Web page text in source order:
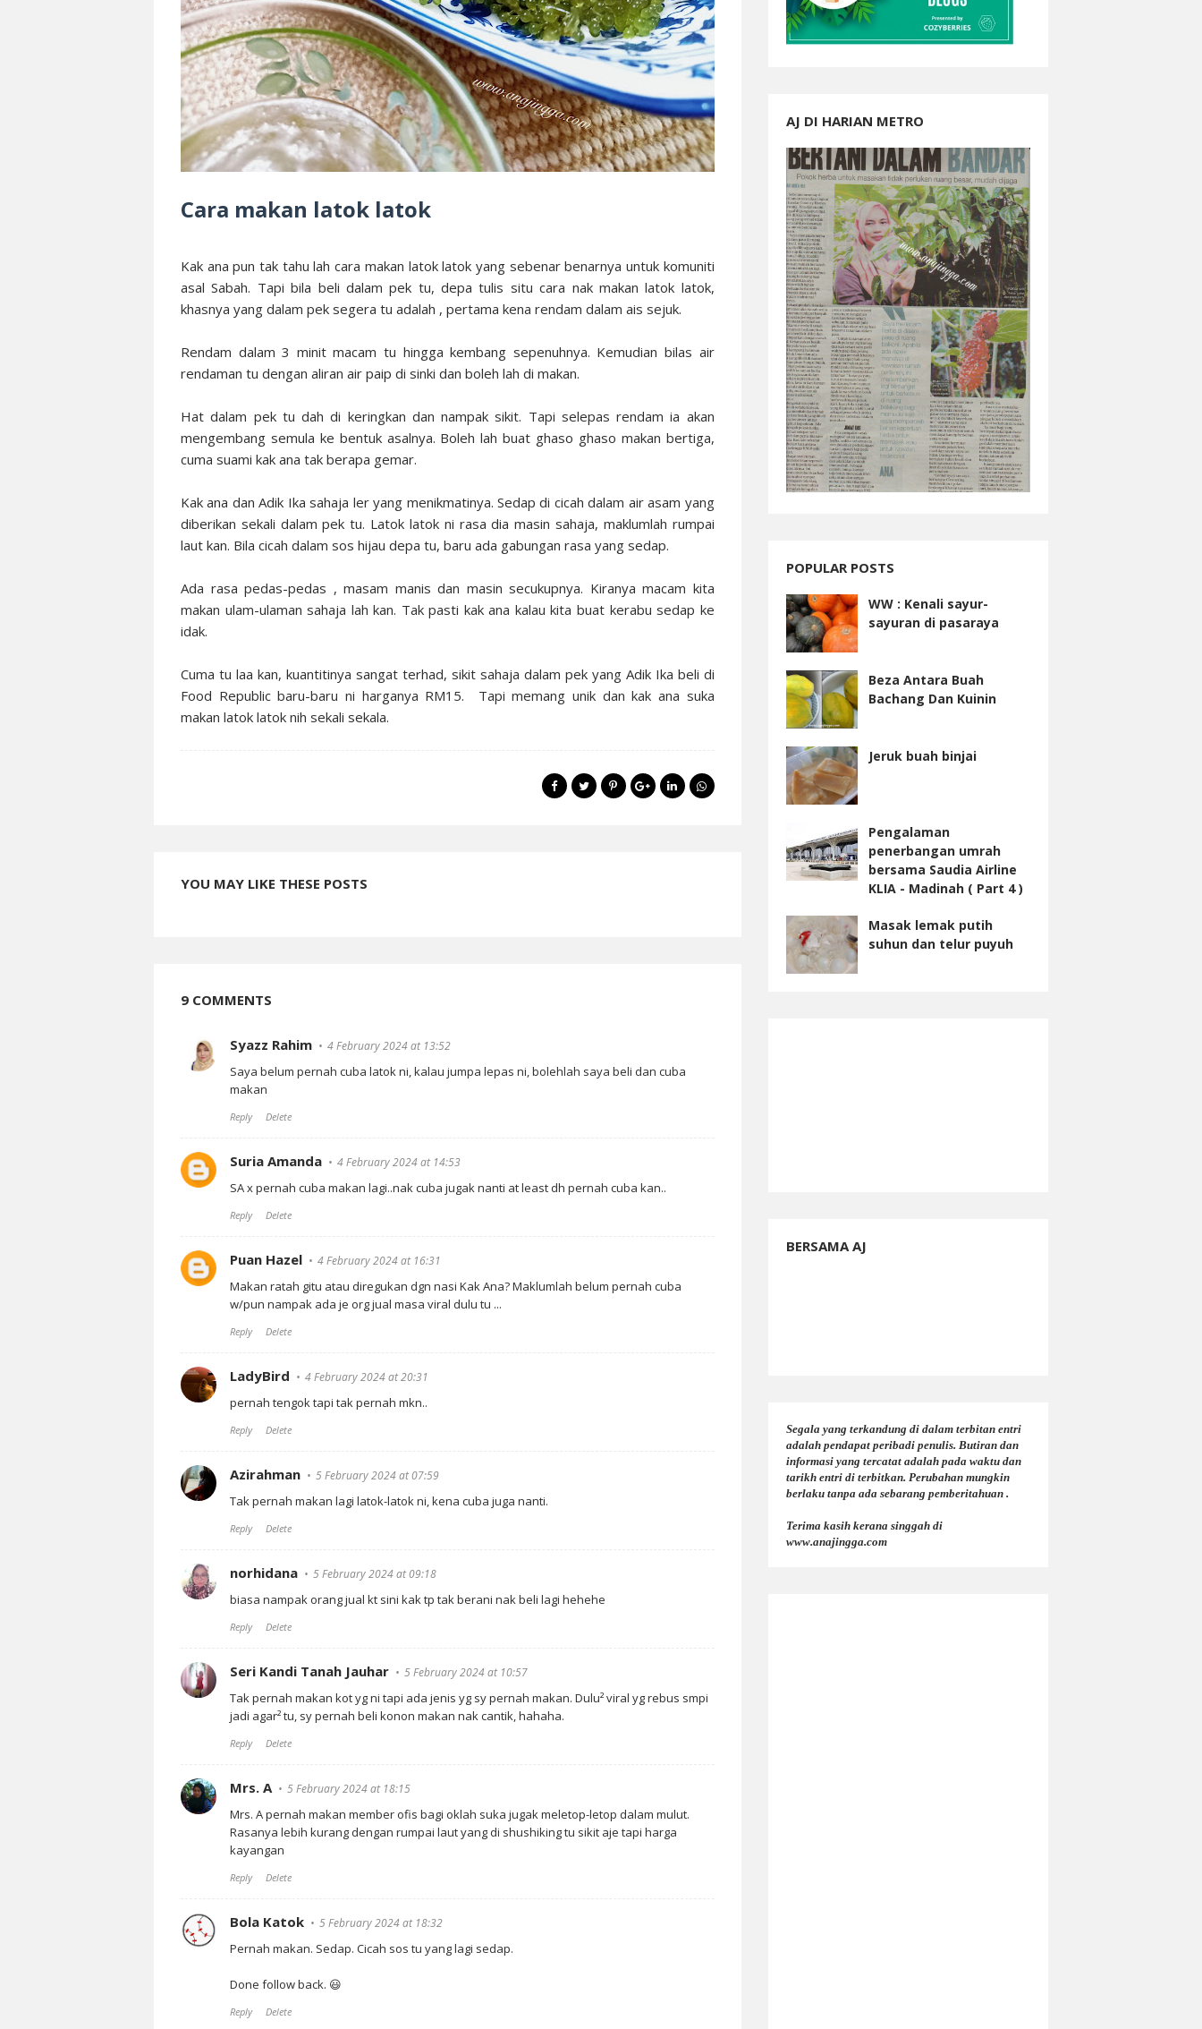
Cara makan latok latok
Kak ana pun tak tahu lah cara makan latok latok yang sebenar benarnya untuk komuniti
asal Sabah. Tapi bila beli dalam pek tu, depa tulis situ cara nak makan latok latok,
khasnya yang dalam pek segera tu adalah , pertama kena rendam dalam ais sejuk.
Rendam dalam 3 minit macam tu hingga kembang sepenuhnya. Kemudian bilas air
rendaman tu dengan aliran air paip di sinki dan boleh lah di makan.
Hat dalam pek tu dah di keringkan dan nampak sikit. Tapi selepas rendam ia akan
mengembang semula ke bentuk asalnya. Boleh lah buat ghaso ghaso makan bertiga,
cuma suami kak ana tak berapa gemar.
Kak ana dan Adik Ika sahaja ler yang menikmatinya. Sedap di cicah dalam air asam yang
diberikan sekali dalam pek tu. Latok latok ni rasa dia masin sahaja, maklumlah rumpai
laut kan. Bila cicah dalam sos hijau depa tu, baru ada gabungan rasa yang sedap.
Ada rasa pedas-pedas , masam manis dan masin secukupnya. Kiranya macam kita
makan ulam-ulaman sahaja lah kan. Tak pasti kak ana kalau kita buat kerabu sedap ke
idak.
Cuma tu laa kan, kuantitinya sangat terhad, sikit sahaja dalam pek yang Adik Ika beli di
Food Republic baru-baru ni harganya RM15. Tapi memang unik dan kak ana suka
makan latok latok nih sekali sekala.
YOU MAY LIKE THESE POSTS
9 COMMENTS
Syazz Rahim 4 February 2024 at 13:52
Saya belum pernah cuba latok ni, kalau jumpa lepas ni, bolehlah saya beli dan cuba
makan
Reply Delete
Suria Amanda 4 February 2024 at 14:53
SA x pernah cuba makan lagi..nak cuba jugak nanti at least dh pernah cuba kan..
Reply Delete
Puan Hazel 4 February 2024 at 16:31
Makan ratah gitu atau diregukan dgn nasi Kak Ana? Maklumlah belum pernah cuba
w/pun nampak ada je org jual masa viral dulu tu ...
Reply Delete
LadyBird 4 February 2024 at 20:31
pernah tengok tapi tak pernah mkn..
Reply Delete
Azirahman 5 February 2024 at 07:59
Tak pernah makan lagi latok-latok ni, kena cuba juga nanti.
Reply Delete
norhidana 5 February 2024 at 09:18
biasa nampak orang jual kt sini kak tp tak berani nak beli lagi hehehe
Reply Delete
Seri Kandi Tanah Jauhar 5 February 2024 at 10:57
Tak pernah makan kot yg ni tapi ada jenis yg sy pernah makan. Dulu² viral yg rebus smpi
jadi agar² tu, sy pernah beli konon makan nak cantik, hahaha.
Reply Delete
Mrs. A 5 February 2024 at 18:15
Mrs. A pernah makan member ofis bagi oklah suka jugak meletop-letop dalam mulut.
Rasanya lebih kurang dengan rumpai laut yang di shushiking tu sikit aje tapi harga
kayangan
Reply Delete
Bola Katok 5 February 2024 at 18:32
Pernah makan. Sedap. Cicah sos tu yang lagi sedap.
Done follow back. 😃
Reply Delete
AJ DI HARIAN METRO
POPULAR POSTS
WW : Kenali sayur-
sayuran di pasaraya
Beza Antara Buah
Bachang Dan Kuinin
Jeruk buah binjai
Pengalaman
penerbangan umrah
bersama Saudia Airline
KLIA - Madinah ( Part 4 )
Masak lemak putih
suhun dan telur puyuh
BERSAMA AJ
Segala yang terkandung di dalam terbitan entri
adalah pendapat peribadi penulis. Butiran dan
informasi yang tercatat adalah pada waktu dan
tarikh entri di terbitkan. Perubahan mungkin
berlaku tanpa ada sebarang pemberitahuan .
Terima kasih kerana singgah di
www.anajingga.com